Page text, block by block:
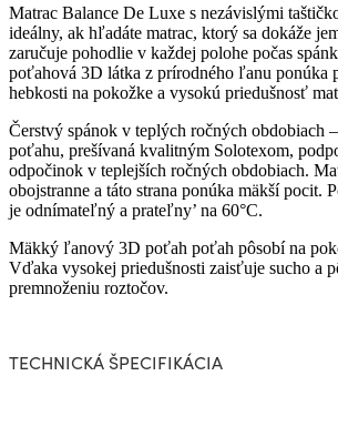
Matrac Balance De Luxe s nezávislými
ideálny, ak hľadáte matrac, ktorý sa dokáže
zaručuje pohodlie v každej polohe počas
poťahová 3D látka z prírodného ľanu ponúka
hebkosti na pokožke a vysokú priedušnosť
Čerstvý spánok v teplých ročných obdobiach
poťahu, prešívaná kvalitným Solotexom,
odpočinok v teplejších ročných obdobiach.
obojstranne a táto strana ponúka mäkší pocit.
je odnímateľný a prateľny’ na 60°C.
Mäkký ľanový 3D poťah poťah pôsobí na
Vďaka vysokej priedušnosti zaisťuje sucho a
premnoženiu roztočov.
TECHNICKÁ ŠPECIFIKÁCIA